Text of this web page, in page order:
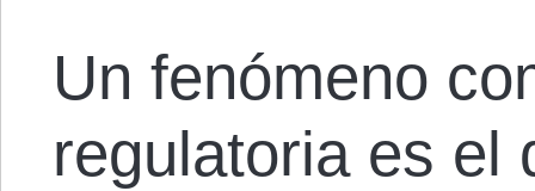
Un fenómeno
regulatoria es el